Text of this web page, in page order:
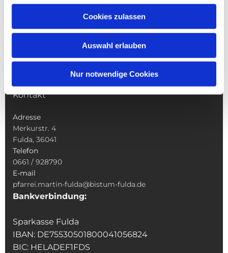
Cookies zulassen
Auswahl erlauben
Nur notwendige Cookies
Pfarrei St. Martin
Wallfahrten
Veranstaltungen & Angebote
Kindertagesstätte St. Andreas
Kontakt
Adresse
Merkurstr. 4
Fulda, 36041
Telefon
0661 / 928790
E-mail
pfarrei.martin-fulda@bistum-fulda.de
Bankverbindung:
Sparkasse Fulda
IBAN: DE75530501800041056824
BIC: HELADEF1FDS